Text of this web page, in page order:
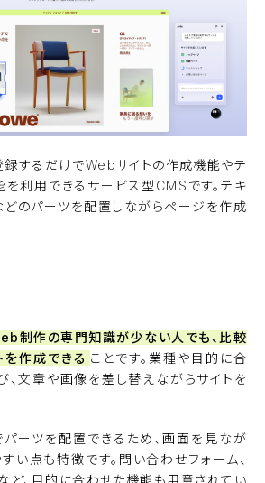
録するだけでWebサイトの作成機能やテ
を利用できるサービス型CMSです。テキ
どのパーツを配置しながらページを作成
制作の専門知識が少ない人でも、比較
作成できる ことです。業種や目的に合
、文章や画像を差し替えながらサイトを
パーツを配置できるため、画面を見なが
い点も特徴です。問い合わせフォーム、
など、目的に合わせた機能も用意されてい